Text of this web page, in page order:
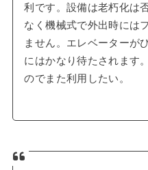
利です。設備は老朽化は
なく機械式で外出時には
ません。エレベーターが
にはかなり待たされます
のでまた利用したい。